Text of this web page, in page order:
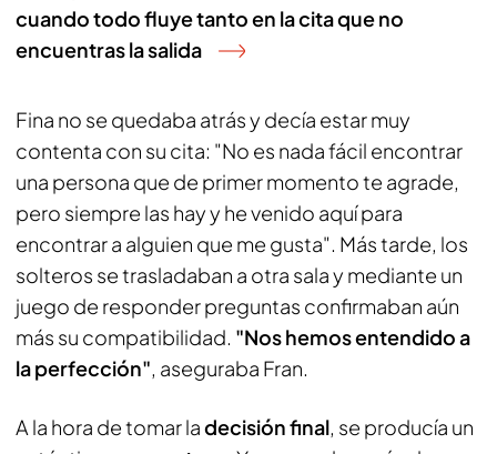
cuando todo fluye tanto en la cita que no
encuentras la salida
Fina no se quedaba atrás y decía estar muy
contenta con su cita: "No es nada fácil encontrar
una persona que de primer momento te agrade,
pero siempre las hay y he venido aquí para
encontrar a alguien que me gusta". Más tarde, los
solteros se trasladaban a otra sala y mediante un
juego de responder preguntas confirmaban aún
más su compatibilidad. "Nos hemos entendido a
la perfección", aseguraba Fran.
A la hora de tomar ladecisión final, se producía un